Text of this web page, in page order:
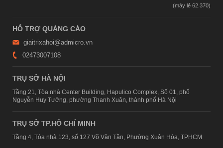
HỖ TRỢ QUẢNG CÁO
giaitrixahoi@admicro.vn
02473007108
TRỤ SỞ HÀ NỘI
Tầng 21, Tòa nhà Center Building, Hapulico Complex, Số 01, phố
Nguyễn Huy Tưởng, phường Thanh Xuân, thành phố Hà Nội
TRỤ SỞ TP.HỒ CHÍ MINH
Tầng 4, Tòa nhà 123, số 127 Võ Văn Tần, Phường Xuân Hòa, TPHCM